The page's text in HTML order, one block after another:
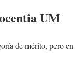
UM
de mérito, pero en